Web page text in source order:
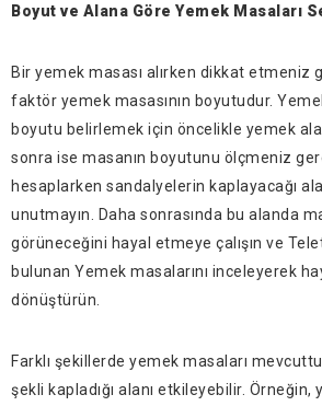
Boyut ve Alana Göre Yemek Masaları
Bir yemek masası alırken dikkat etmeniz
faktör yemek masasının boyutudur.
boyutu belirlemek için öncelikle yemek
sonra ise masanın boyutunu ölçmeniz
hesaplarken sandalyelerin kaplayacağı
unutmayın. Daha sonrasında bu alanda
görüneceğini hayal etmeye çalışın ve
bulunan Yemek masalarını inceleyerek
dönüştürün.
Farklı şekillerde yemek masaları
şekli kapladığı alanı etkileyebilir.